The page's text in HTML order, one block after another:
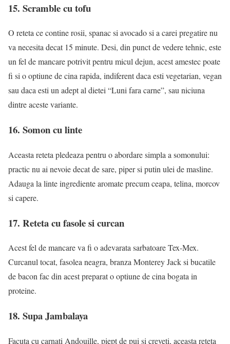
15. Scramble cu tofu
O reteta ce contine rosii, spanac si avocado si a carei pregatire nu
va necesita decat 15 minute. Desi, din punct de vedere tehnic, este
un fel de mancare potrivit pentru micul dejun, acest amestec poate
fi si o optiune de cina rapida, indiferent daca esti vegetarian, vegan
sau daca esti un adept al dietei “Luni fara carne”, sau niciuna
dintre aceste variante.
16. Somon cu linte
Aceasta reteta pledeaza pentru o abordare simpla a somonului:
practic nu ai nevoie decat de sare, piper si putin ulei de masline.
Adauga la linte ingrediente aromate precum ceapa, telina, morcov
si capere.
17. Reteta cu fasole si curcan
Acest fel de mancare va fi o adevarata sarbatoare Tex-Mex.
Curcanul tocat, fasolea neagra, branza Monterey Jack si bucatile
de bacon fac din acest preparat o optiune de cina bogata in
proteine.
18. Supa Jambalaya
Facuta cu carnati Andouille, piept de pui si creveti, aceasta reteta